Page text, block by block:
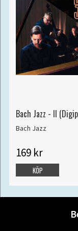
Bach Jazz - II
Bach Jazz
169 kr
KÖP